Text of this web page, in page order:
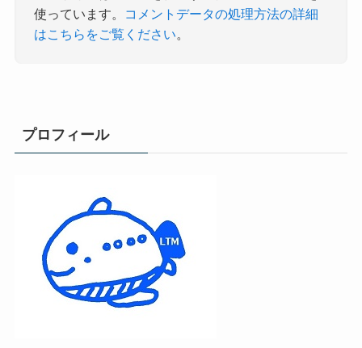
使っています。
コメントデータの処理方法の詳細
はこちらをご覧ください。
プロフィール